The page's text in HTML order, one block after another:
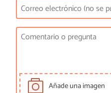
Añade una imagen